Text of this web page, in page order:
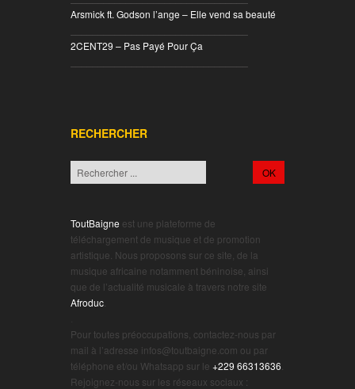
Arsmick ft. Godson l’ange – Elle vend sa beauté
2CENT29 – Pas Payé Pour Ça
RECHERCHER
ToutBaigne est une plateforme de
téléchargement de musique et de promotion
artistique. Nous proposons sur ce site, de la
musique africaine notamment béninoise, ainsi
que de l’actualité musicale à travers notre site
Afroduc
Pour toutes préoccupations, contactez-nous par
mail à l’adresse infos@toutbaigne.com ou par
téléphone et/ou Whatsapp sur le +229 66313636
Rejoignez-nous sur les réseaux sociaux :